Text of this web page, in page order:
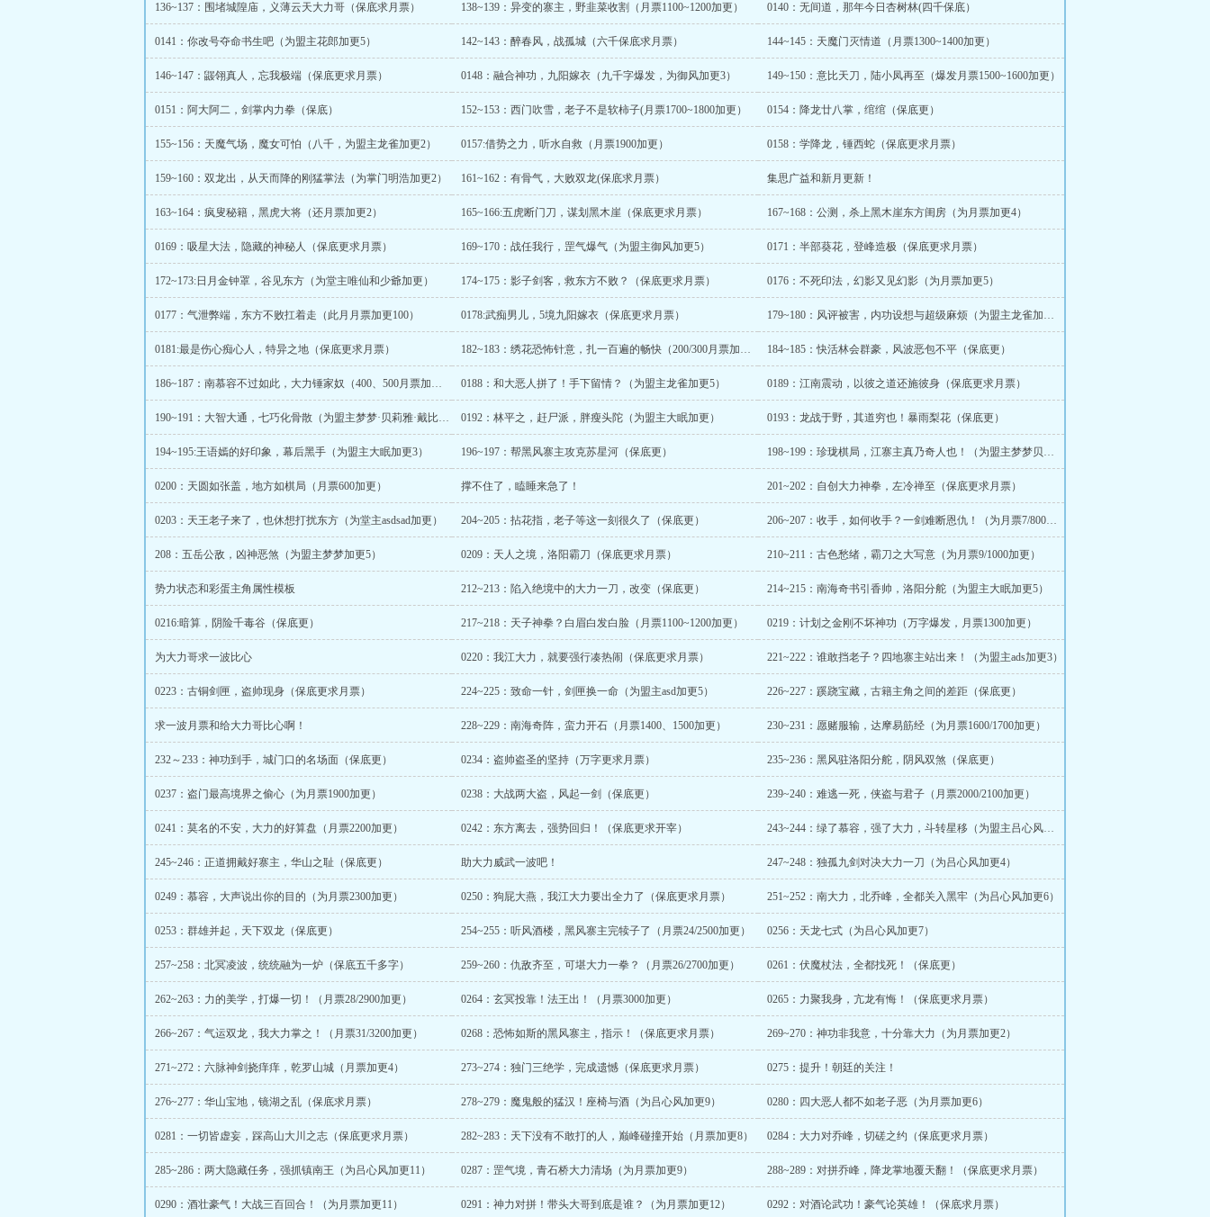
136~137：围堵城隍庙，义薄云天大力哥（保底求月票） 138~139：异变的寨主，野韭菜收割（月票1100~1200加更） 0140：无间道，那年今日杏树林(四千保底）
0141：你改号夺命书生吧（为盟主花郎加更5） 142~143：醉春风，战孤城（六千保底求月票） 144~145：天魔门灭情道（月票1300~1400加更）
146~147：鼹翎真人，忘我极端（保底更求月票） 0148：融合神功，九阳嫁衣（九千字爆发，为御风加更3） 149~150：意比天刀，陆小凤再至（爆发月票1500~1600加更）
0151：阿大阿二，剑掌内力拳（保底） 152~153：西门吹雪，老子不是软柿子(月票1700~1800加更） 0154：降龙廿八掌，绾绾（保底更）
155~156：天魔气场，魔女可怕（八千，为盟主龙雀加更2） 0157:借势之力，听水自救（月票1900加更） 0158：学降龙，锤西蛇（保底更求月票）
159~160：双龙出，从天而降的刚猛掌法（为掌门明浩加更2） 161~162：有骨气，大败双龙(保底求月票） 集思广益和新月更新！
163~164：疯叟秘籍，黑虎大将（还月票加更2） 165~166:五虎断门刀，谋划黑木崖（保底更求月票） 167~168：公测，杀上黑木崖东方闺房（为月票加更4）
0169：吸星大法，隐藏的神秘人（保底更求月票） 169~170：战任我行，罡气爆气（为盟主御风加更5） 0171：半部葵花，登峰造极（保底更求月票）
172~173:日月金钟罩，谷见东方（为堂主唯仙和少爺加更） 174~175：影子剑客，救东方不败？（保底更求月票） 0176：不死印法，幻影又见幻影（为月票加更5）
0177：气泄弊端，东方不败扛着走（此月月票加更100） 0178:武痴男儿，5境九阳嫁衣（保底更求月票） 179~180：风评被害，内功设想与超级麻烦（为盟主龙雀加更4）
0181:最是伤心痴心人，特异之地（保底更求月票） 182~183：绣花恐怖针意，扎一百遍的畅快（200/300月票加更） 184~185：快活林会群豪，风波恶包不平（保底更）
186~187：南慕容不过如此，大力锤家奴（400、500月票加更） 0188：和大恶人拼了！手下留情？（为盟主龙雀加更5） 0189：江南震动，以彼之道还施彼身（保底更求月票）
190~191：大智大通，七巧化骨散（为盟主梦梦·贝莉雅·戴比加更2） 0192：林平之，赶尸派，胖瘦头陀（为盟主大眠加更） 0193：龙战于野，其道穷也！暴雨梨花（保底更）
194~195:王语嫣的好印象，幕后黑手（为盟主大眠加更3） 196~197：帮黑风寨主攻克苏星河（保底更） 198~199：珍珑棋局，江寨主真乃奇人也！（为盟主梦梦贝利亚加更4）
0200：天圆如张盖，地方如棋局（月票600加更） 撑不住了，瞌睡来急了！ 201~202：自创大力神拳，左冷禅至（保底更求月票）
0203：天王老子来了，也休想打扰东方（为堂主asdsad加更） 204~205：拈花指，老子等这一刻很久了（保底更） 206~207：收手，如何收手？一剑难断恩仇！（为月票7/800加更）
208：五岳公敌，凶神恶煞（为盟主梦梦加更5） 0209：天人之境，洛阳霸刀（保底更求月票） 210~211：古色愁绪，霸刀之大写意（为月票9/1000加更）
势力状态和彩蛋主角属性模板 212~213：陷入绝境中的大力一刀，改变（保底更） 214~215：南海奇书引香帅，洛阳分舵（为盟主大眠加更5）
0216:暗算，阴险千毒谷（保底更） 217~218：天子神拳？白眉白发白脸（月票1100~1200加更） 0219：计划之金刚不坏神功（万字爆发，月票1300加更）
为大力哥求一波比心 0220：我江大力，就要强行凑热闹（保底更求月票） 221~222：谁敢挡老子？四地寨主站出来！（为盟主ads加更3）
0223：古铜剑匣，盗帅现身（保底更求月票） 224~225：致命一针，剑匣换一命（为盟主asd加更5） 226~227：蹊跷宝藏，古籍主角之间的差距（保底更）
求一波月票和给大力哥比心啊！ 228~229：南海奇阵，蛮力开石（月票1400、1500加更） 230~231：愿赌服输，达摩易筋经（为月票1600/1700加更）
232～233：神功到手，城门口的名场面（保底更） 0234：盗帅盗圣的坚持（万字更求月票） 235~236：黑风驻洛阳分舵，阴风双煞（保底更）
0237：盗门最高境界之偷心（为月票1900加更） 0238：大战两大盗，风起一剑（保底更） 239~240：难逃一死，侠盗与君子（月票2000/2100加更）
0241：莫名的不安，大力的好算盘（月票2200加更） 0242：东方离去，强势回归！（保底更求开宰） 243~244：绿了慕容，强了大力，斗转星移（为盟主吕心风加更2）
245~246：正道拥戴好寨主，华山之耻（保底更） 助大力威武一波吧！ 247~248：独孤九剑对决大力一刀（为吕心风加更4）
0249：慕容，大声说出你的目的（为月票2300加更） 0250：狗屁大燕，我江大力要出全力了（保底更求月票） 251~252：南大力，北乔峰，全都关入黑牢（为吕心风加更6）
0253：群雄并起，天下双龙（保底更） 254~255：听风酒楼，黑风寨主完犊子了（月票24/2500加更） 0256：天龙七式（为吕心风加更7）
257~258：北冥凌波，统统融为一炉（保底五千多字） 259~260：仇敌齐至，可堪大力一拳？（月票26/2700加更） 0261：伏魔杖法，全都找死！（保底更）
262~263：力的美学，打爆一切！（月票28/2900加更） 0264：玄冥投靠！法王出！（月票3000加更） 0265：力聚我身，亢龙有悔！（保底更求月票）
266~267：气运双龙，我大力掌之！（月票31/3200加更） 0268：恐怖如斯的黑风寨主，指示！（保底更求月票） 269~270：神功非我意，十分靠大力（为月票加更2）
271~272：六脉神剑挠痒痒，乾罗山城（月票加更4） 273~274：独门三绝学，完成遗憾（保底更求月票） 0275：提升！朝廷的关注！
276~277：华山宝地，镜湖之乱（保底求月票） 278~279：魔鬼般的猛汉！座椅与酒（为吕心风加更9） 0280：四大恶人都不如老子恶（为月票加更6）
0281：一切皆虚妄，踩高山大川之志（保底更求月票） 282~283：天下没有不敢打的人，巅峰碰撞开始（月票加更8） 0284：大力对乔峰，切磋之约（保底更求月票）
285~286：两大隐藏任务，强抓镇南王（为吕心风加更11） 0287：罡气境，青石桥大力清场（为月票加更9） 288~289：对拼乔峰，降龙掌地覆天翻！（保底更求月票）
0290：酒壮豪气！大战三百回合！（为月票加更11） 0291：神力对拼！带头大哥到底是谁？（为月票加更12） 0292：对酒论武功！豪气论英雄！（保底求月票）